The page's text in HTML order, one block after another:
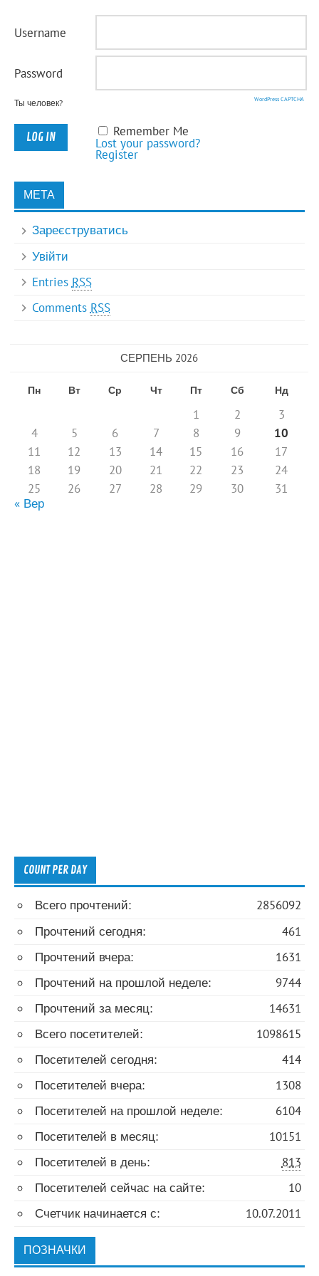
Username
Password
Ты человек? WordPress CAPTCHA
Remember Me
Lost your password?
Register
МЕТА
Зареєструватись
Увійти
Entries RSS
Comments RSS
СЕРПЕНЬ 2026
Пн Вт Ср Чт Пт Сб Нд
1 2
3
4
5 6 7 8 9
10
11
12 13 14 15 16
17
18
19 20 21 22 23
24
25
26 27 28 29 30
31
« Вер
COUNT PER DAY
2856092
Всего прочтений:
461
Прочтений сегодня:
1631
Прочтений вчера:
9744
Прочтений на прошлой неделе:
14631
Прочтений за месяц:
1098615
Всего посетителей:
414
Посетителей сегодня:
1308
Посетителей вчера:
6104
Посетителей на прошлой неделе:
10151
Посетителей в месяц:
813
Посетителей в день:
10
Посетителей сейчас на сайте:
10.07.2011
Счетчик начинается с:
ПОЗНАЧКИ